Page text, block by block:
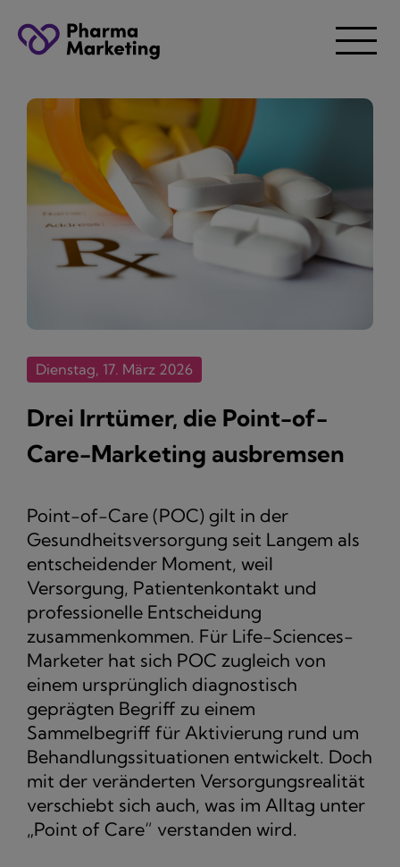
Dienstag, 17. März 2026
Drei Irrtümer, die Point-of-
Care-Marketing ausbremsen
Point-of-Care (POC) gilt in der
Gesundheitsversorgung seit Langem als
entscheidender Moment, weil
Versorgung, Patientenkontakt und
professionelle Entscheidung
zusammenkommen. Für Life-Sciences-
Marketer hat sich POC zugleich von
einem ursprünglich diagnostisch
geprägten Begriff zu einem
Sammelbegriff für Aktivierung rund um
Behandlungssituationen entwickelt. Doch
mit der veränderten Versorgungsrealität
verschiebt sich auch, was im Alltag unter
„Point of Care“ verstanden wird.